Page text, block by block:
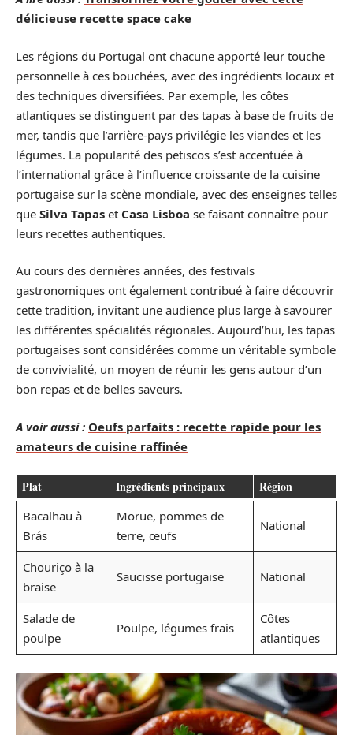
délicieuse recette space cake
Les régions du Portugal ont chacune apporté leur touche
personnelle à ces bouchées, avec des ingrédients locaux et
des techniques diversifiées. Par exemple, les côtes
atlantiques se distinguent par des tapas à base de fruits de
mer, tandis que l’arrière-pays privilégie les viandes et les
légumes. La popularité des petiscos s’est accentuée à
l’international grâce à l’influence croissante de la cuisine
portugaise sur la scène mondiale, avec des enseignes telles
que Silva Tapas et Casa Lisboa se faisant connaître pour
leurs recettes authentiques.
Au cours des dernières années, des festivals
gastronomiques ont également contribué à faire découvrir
cette tradition, invitant une audience plus large à savourer
les différentes spécialités régionales. Aujourd’hui, les tapas
portugaises sont considérées comme un véritable symbole
de convivialité, un moyen de réunir les gens autour d’un
bon repas et de belles saveurs.
A voir aussi : Oeufs parfaits : recette rapide pour les
amateurs de cuisine raffinée
Plat Ingrédients principaux Région
Bacalhau à
Brás
Morue, pommes de
terre, œufs
National
Chouriço à la
braise
Saucisse portugaise National
Salade de
poulpe
Poulpe, légumes frais
Côtes
atlantiques